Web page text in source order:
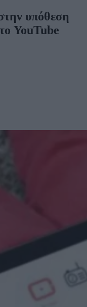
υπόθεση
YouTube